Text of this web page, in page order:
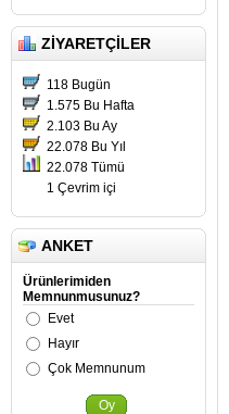
ZIYARETÇILER
118 Bugün
1.575 Bu Hafta
2.103 Bu Ay
22.078 Bu Yıl
22.078 Tümü
1 Çevrim içi
ANKET
Ürünlerimiden
Memnunmusunuz?
Evet
Hayır
Çok Memnunum
Oy